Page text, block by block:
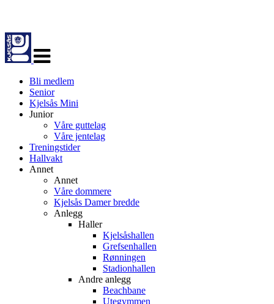
navigasjon
Bli medlem
Senior
Kjelsås Mini
Junior
Våre guttelag
Våre jentelag
Treningstider
Hallvakt
Annet
Annet
Våre dommere
Kjelsås Damer bredde
Anlegg
Haller
Kjelsåshallen
Grefsenhallen
Rønningen
Stadionhallen
Andre anlegg
Beachbane
Utegymmen